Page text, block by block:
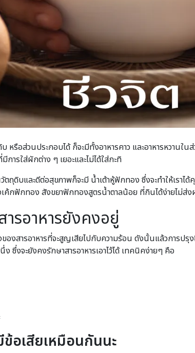
หรือส่วนประกอบได้ ก็จะมีทั้งอาหารคาว และอาหารหวาน
ารใส่ผักต่าง ๆ เยอะและไม่ได้ใส่กะทิ
ถุดิบและดีต่อสุขภาพก็จะมี น้ำเต้าหู้ฟักทอง ซึ่งจะทำให้เรา
ค้กฟักทอง สังขยาฟักทองสูตรน้ำตาลน้อย ที่กินได้ง่ายไม่ส่
รอาหารยังคงอยู่
องสารอาหารที่จะสูญเสียไปกับความร้อน ดังนั้นแล้วการปรุ
ซึ่งจะยังคงรักษาสารอาหารเอาไว้ได้ เทคนิคง่ายๆ คือ
อเสียเหมือนกันนะ